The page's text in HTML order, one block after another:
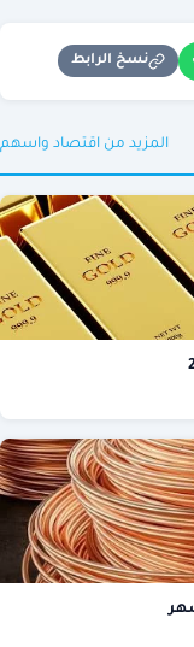
نسخ الرابط
المزيد من اقتصاد واسهم